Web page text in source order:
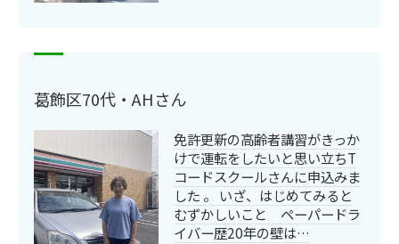
葛飾区70代・AHさん
免許更新の高齢者講習がきっか
けで運転をしたいと思い立ちT
コードスクールさんに申込みま
した 。 いざ、はじめてみると
むずかしいこと ペーパードラ
イバー歴20年の壁は…